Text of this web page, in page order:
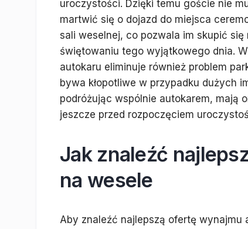
uroczystości. Dzięki temu goście nie
martwić się o dojazd do miejsca
sali weselnej, co pozwala im skupić się
świętowaniu tego wyjątkowego dnia.
autokaru eliminuje również problem
bywa kłopotliwe w przypadku dużych
podróżując wspólnie autokarem, mają
jeszcze przed rozpoczęciem
Jak znaleźć
na wesele
Aby znaleźć najlepszą ofertę